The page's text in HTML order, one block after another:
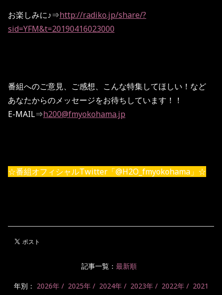
お楽しみに♪⇒http://radiko.jp/share/?
sid=YFM&t=20190416023000
番組へのご意見、ご感想、こんな特集してほしい！など
あなたからのメッセージをお待ちしています！！
E-MAIL⇒h200@fmyokohama.jp
☆番組オフィシャルTwitter「@H2O_fmyokohama」☆
記事一覧： 最新順
年別： 2026年 2025年 2024年 2023年 2022年
2021